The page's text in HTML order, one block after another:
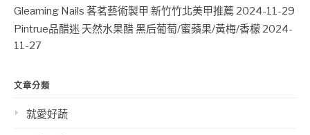
Gleaming Nails 茖茗藝術製甲 新竹竹北美甲推薦 2024-11-29
Pintrue品醋迷 天然水果醋 黑后葡萄/蜜蘋果/黃梅/香檬 2024-
11-27
文章分類
就愛好蔬